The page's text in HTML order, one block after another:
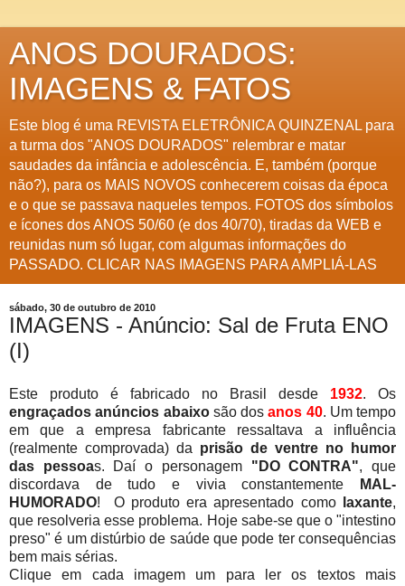
ANOS DOURADOS:
IMAGENS & FATOS
Este blog é uma REVISTA ELETRÔNICA QUINZENAL para
a turma dos "ANOS DOURADOS" relembrar e matar
saudades da infância e adolescência. E, também (porque
não?), para os MAIS NOVOS conhecerem coisas da época
e o que se passava naqueles tempos. FOTOS dos símbolos
e ícones dos ANOS 50/60 (e dos 40/70), tiradas da WEB e
reunidas num só lugar, com algumas informações do
PASSADO. CLICAR NAS IMAGENS PARA AMPLIÁ-LAS
sábado, 30 de outubro de 2010
IMAGENS - Anúncio: Sal de Fruta ENO
(I)
Este produto é fabricado no Brasil desde 1932. Os
engraçados anúncios abaixosão dos anos 40. Um tempo
em que a empresa fabricante ressaltava a influência
(realmente comprovada) da prisão de ventre no humor
das pessoas. Daí o personagem "DO CONTRA", que
discordava de tudo e vivia constantemente
MAL-
HUMORADO! O produto era apresentado comolaxante,
que resolveria esse problema. Hoje sabe-se que o "intestino
preso" é um distúrbio de saúde que pode ter consequências
bem mais sérias.
Clique em cada imagem um para ler os textos mais